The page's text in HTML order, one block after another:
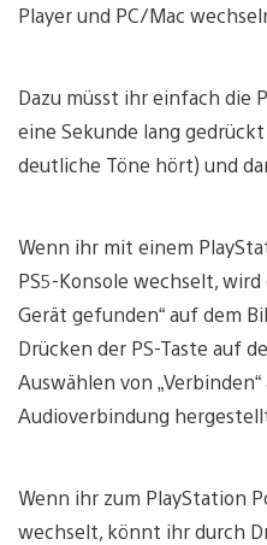
Player und PC/Mac
Dazu müsst ihr einfach die
eine Sekunde lang
deutliche Töne hört) und
Wenn ihr mit einem
PS5-Konsole wechselt,
Gerät gefunden“ auf dem
Drücken der PS-Taste auf
Auswählen von
Audioverbindung
Wenn ihr zum PlayStation
wechselt, könnt ihr durch